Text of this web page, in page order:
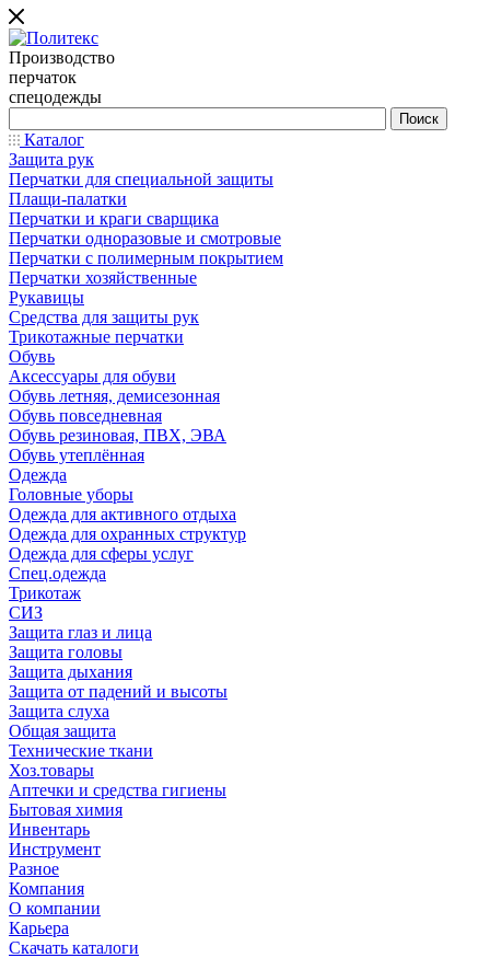
Производство
перчаток
спецодежды
Каталог
Защита рук
Перчатки для специальной защиты
Плащи-палатки
Перчатки и краги сварщика
Перчатки одноразовые и смотровые
Перчатки с полимерным покрытием
Перчатки хозяйственные
Рукавицы
Средства для защиты рук
Трикотажные перчатки
Обувь
Аксессуары для обуви
Обувь летняя, демисезонная
Обувь повседневная
Обувь резиновая, ПВХ, ЭВА
Обувь утеплённая
Одежда
Головные уборы
Одежда для активного отдыха
Одежда для охранных структур
Одежда для сферы услуг
Спец.одежда
Трикотаж
СИЗ
Защита глаз и лица
Защита головы
Защита дыхания
Защита от падений и высоты
Защита слуха
Общая защита
Технические ткани
Хоз.товары
Аптечки и средства гигиены
Бытовая химия
Инвентарь
Инструмент
Разное
Компания
О компании
Карьера
Cкачать каталоги